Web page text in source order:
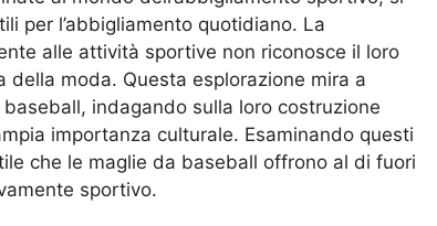
per l’abbigliamento quotidiano. La
alle attività sportive non riconosce il loro
della moda. Questa esplorazione mira a
indagando sulla loro costruzione
importanza culturale. Esaminando questi
che le maglie da baseball offrono al di fuori
sportivo.